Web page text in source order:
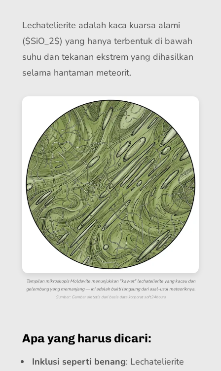
Lechatelierite adalah kaca kuarsa alami
($SiO_2$) yang hanya terbentuk di bawah
suhu dan tekanan ekstrem yang dihasilkan
selama hantaman meteorit.
Tampilan mikroskopis Moldavite menunjukkan "kawat" lechatelierite yang kacau dan
gelembung yang memanjang — ini adalah bukti langsung dari asal-usul meteoriknya.
Sumber: Gambar sintetis dari basis data korporat soft24hours
Apa yang harus dicari:
Inklusi seperti benang: Lechatelierite